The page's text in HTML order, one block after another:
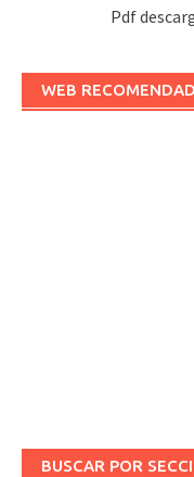
Pdf
WEB
BUSCAR POR